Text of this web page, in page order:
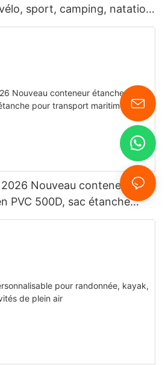
sport, camping, natation
Nouveau conteneur
PVC 500D, sac étanche